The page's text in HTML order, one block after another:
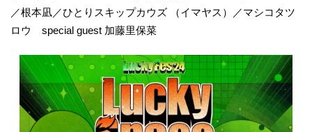
／根本凪／ひとりスキップカウズ （イマヤス）／マシコタツ
ロウ special guest 加藤里保菜